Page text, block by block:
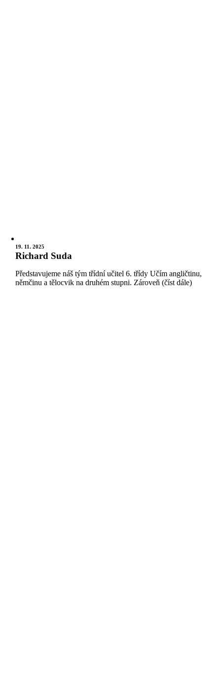
19. 11. 2025
Richard Suda
Představujeme náš tým třídní učitel 6. třídy Učím angličtinu,
němčinu a tělocvik na druhém stupni. Zároveň (číst dále)